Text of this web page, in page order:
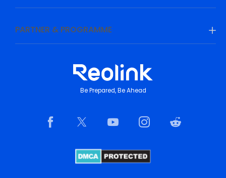
PARTNER & PROGRAMME
Be Prepared, Be Ahead